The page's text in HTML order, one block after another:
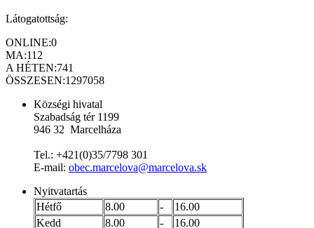
Látogatottság:
ONLINE:0
MA:112
A HÉTEN:741
ÖSSZESEN:1297058
Községi hivatal
Szabadság tér 1199
946 32 Marcelháza
Tel.: +421(0)35/7798 301
E-mail: obec.marcelova@marcelova.sk
Nyitvatartás
Hétfő
8.00 -
16.00
Kedd
8.00 - 16.00